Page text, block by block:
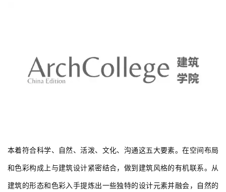
建筑的形态和色彩入手提炼出一些独特的设计元素并融会，自然的
运用于室内空间之中，做到从建筑外部空间到室内空间的完美过
渡。